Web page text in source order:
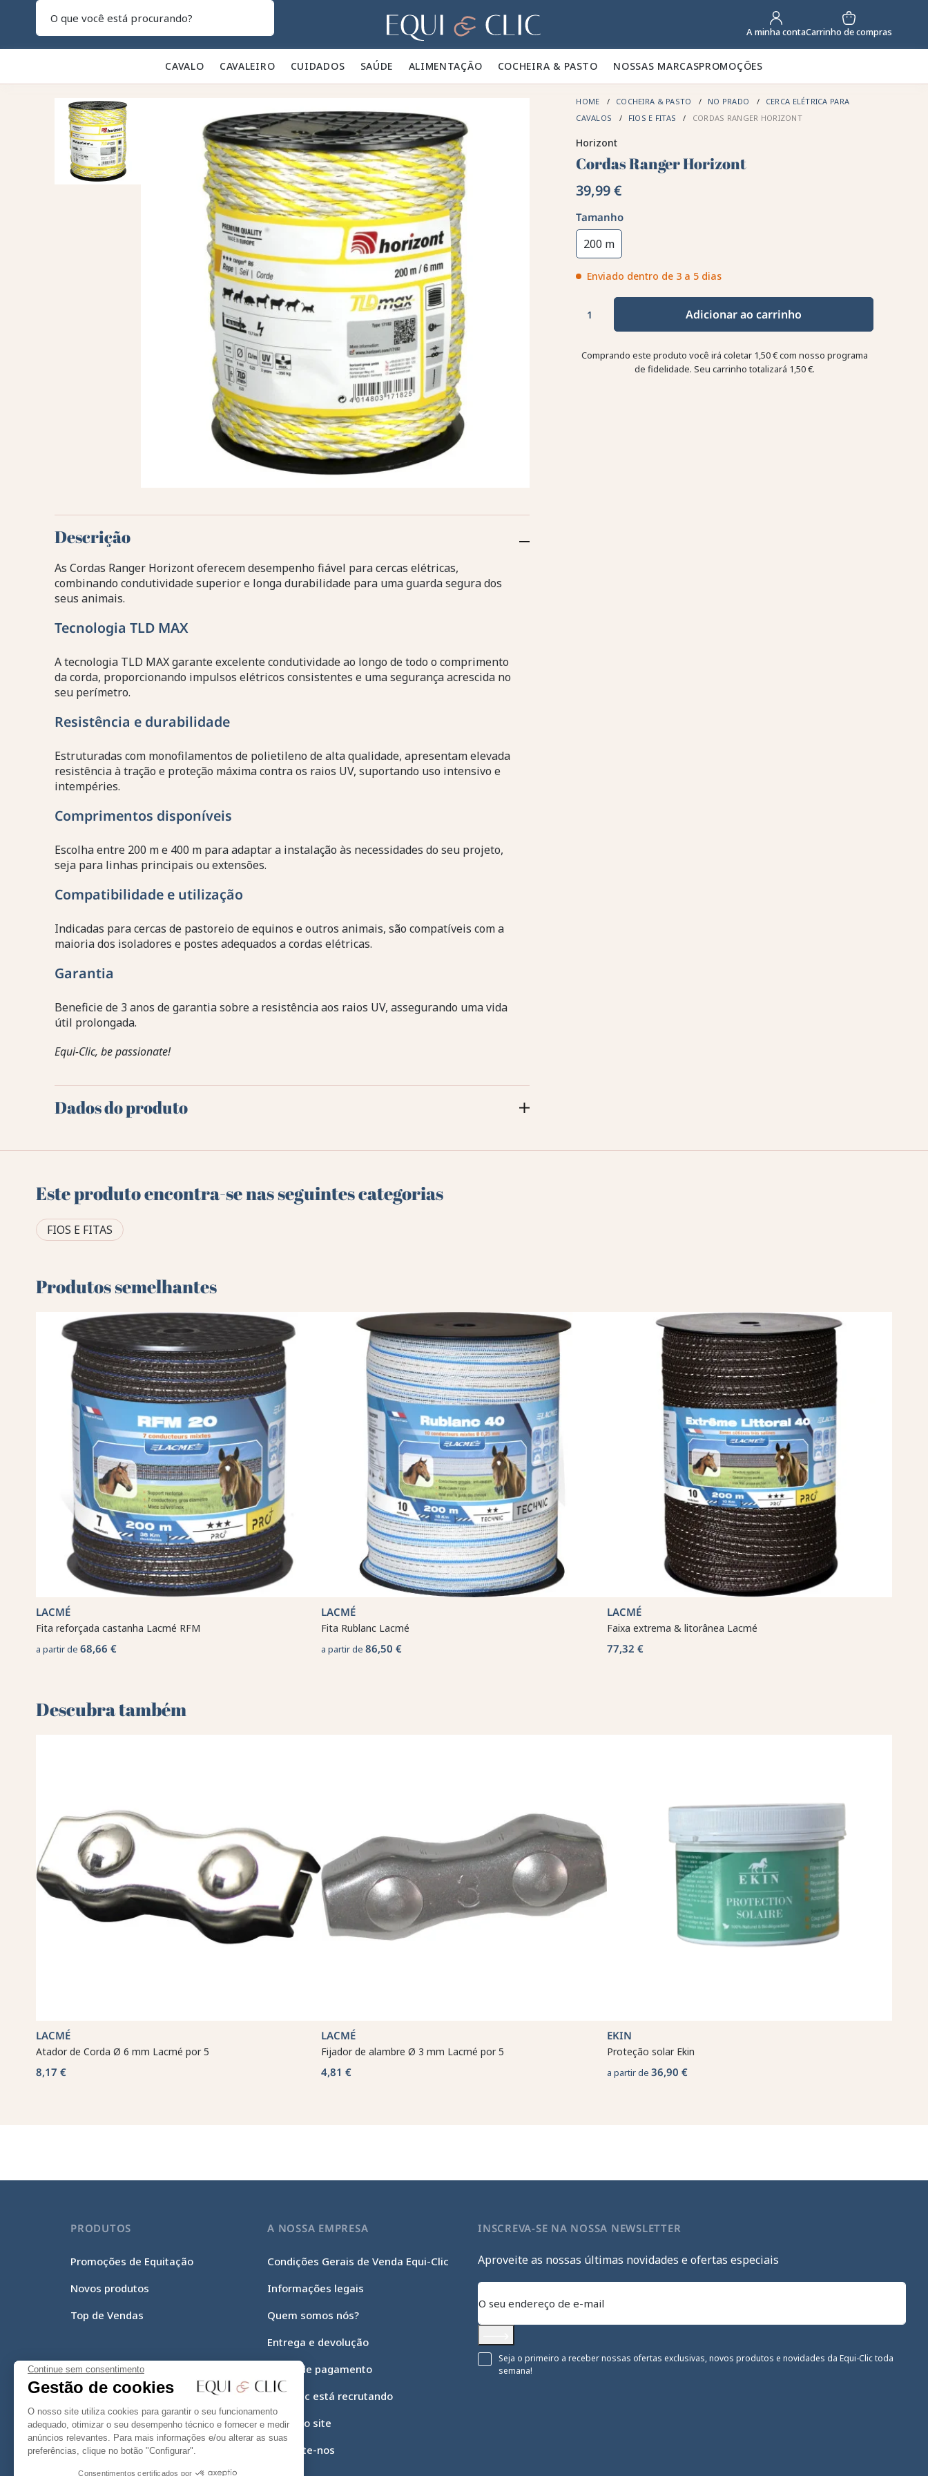
Continue sem consentimento
Gestão de cookies
O nosso site utiliza cookies para garantir o seu funcionamento
adequado, otimizar o seu desempenho técnico e fornecer e medir
anúncios relevantes. Para mais informações e/ou alterar as suas
preferências, clique no botão "Configurar".
Consentimentos certificados por
Lar A minha contaCarrinho de compras
CAVALO 🐎 CAVALEIRO 👕 CUIDADOS 🪮 SAÚDE ✨ ALIMENTAÇÃO 🥕 COCHEIRA & PASTO 🍃 NOSSAS MARCASPROMOÇÕES
HOME COCHEIRA & PASTO NO PRADO
CERCA ELÉTRICA PARA
CAVALOS
FIOS E FITAS CORDAS RANGER HORIZONT
Horizont
Cordas Ranger Horizont
39,99 €
Tamanho
200 m
Enviado dentro de 3 a 5 dias
Adicionar ao carrinho
Comprando este produto você irá coletar 1,50 €com nosso programa
de fidelidade. Seu carrinho totalizará 1,50 €.
Descrição
As Cordas Ranger Horizont oferecem desempenho fiável para cercas elétricas,
combinando condutividade superior e longa durabilidade para uma guarda segura dos
seus animais.
Tecnologia TLD MAX
A tecnologia TLD MAX garante excelente condutividade ao longo de todo o comprimento
da corda, proporcionando impulsos elétricos consistentes e uma segurança acrescida no
seu perímetro.
Resistência e durabilidade
Estruturadas com monofilamentos de polietileno de alta qualidade, apresentam elevada
resistência à tração e proteção máxima contra os raios UV, suportando uso intensivo e
intempéries.
Comprimentos disponíveis
Escolha entre 200 m e 400 m para adaptar a instalação às necessidades do seu projeto,
seja para linhas principais ou extensões.
Compatibilidade e utilização
Indicadas para cercas de pastoreio de equinos e outros animais, são compatíveis com a
maioria dos isoladores e postes adequados a cordas elétricas.
Garantia
Beneficie de 3 anos de garantia sobre a resistência aos raios UV, assegurando uma vida
útil prolongada.
Equi-Clic, be passionate!
Dados do produto
Este produto encontra-se nas seguintes categorias
FIOS E FITAS
Produtos semelhantes
LACMÉ
Fita reforçada castanha Lacmé RFM
a partir de68,66 €
LACMÉ
Fita Rublanc Lacmé
a partir de86,50 €
LACMÉ
Faixa extrema & litorânea Lacmé
77,32 €
Descubra também 🌻
LACMÉ
Atador de Corda Ø 6 mm Lacmé por 5
8,17 €
LACMÉ
Fijador de alambre Ø 3 mm Lacmé por 5
4,81 €
EKIN
Proteção solar Ekin
a partir de 36,90 €
PRODUTOS
Promoções de Equitação
Novos produtos
Top de Vendas
A NOSSA EMPRESA
Condições Gerais de Venda Equi-Clic
Informações legais
Quem somos nós?
Entrega e devolução
Meios de pagamento
Equi-Clic está recrutando
Mapa do site
Contacte-nos
INSCREVA-SE NA NOSSA NEWSLETTER
Aproveite as nossas últimas novidades e ofertas especiais
Subscrever
Seja o primeiro a receber nossas ofertas exclusivas, novos produtos e novidades da Equi-Clic toda
semana!